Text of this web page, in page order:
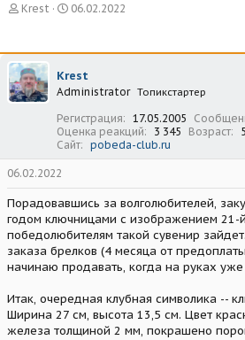
А
о
р
т
е
Krest
Д
а
а
ч
л
а
06.02.2022
Krest
Administrator Топикстартер
Регистрация 17.05.2005
Оценка реакций
3 345 Возраст
Сайт
pobeda-club.ru
06.02.2022
Порадовавшись за волголюбителей,
годом ключницами с изображением 21-
победолюбителям такой сувенир
заказа брелков (4 месяца от
начинаю продавать, когда на руках уже
Итак, очередная клубная символика --
Ширина 27 см, высота 13,5 см. Цвет
железа толщиной 2 мм, покрашено